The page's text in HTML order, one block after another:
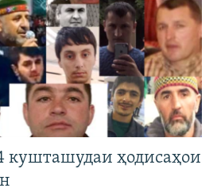
кушташудаи ҳодисаҳои